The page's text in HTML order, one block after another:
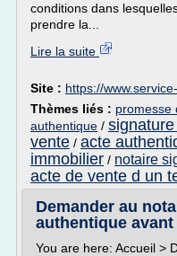
conditions dans
prendre la...
Lire la suite
Site : https://
Thèmes liés : promesse
authentique /
vente / acte
immobilier / notaire
acte de vente d un
Demander au
authentique avant
You are here: Accueil >